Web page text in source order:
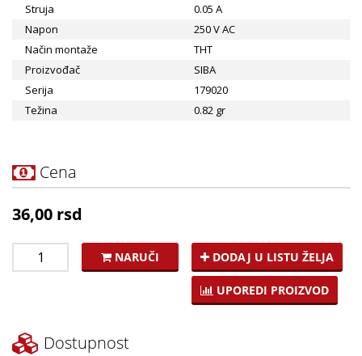
Struja
0.05 A
Napon
250 V AC
Način montaže
THT
Proizvođač
SIBA
Serija
179020
Težina
0.82 gr
Cena
36,00 rsd
NARUČI DODAJ U LISTU ŽELJA
UPOREDI PROIZVOD
Dostupnost